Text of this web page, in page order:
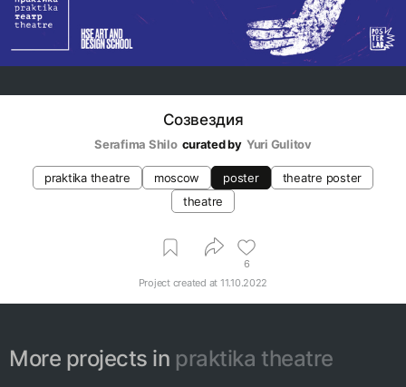
Созвездия
Serafima Shilo curated by Yuri Gulitov
praktika theatre moscow poster
theatre poster
theatre
6
Project created at 11.10.2022
More projects in praktika theatre